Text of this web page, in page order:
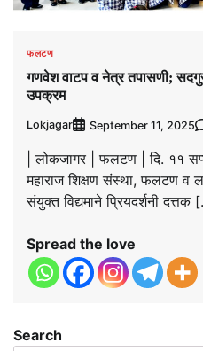
फलटण
गणवेश वाटप व नेत्र तपासणी;
उपक्रम
Lokjagar September 11, 2025
| लोकजागर | फलटण | दि. ११
महाराज शिक्षण संस्था, फलटण व
संयुक्त विद्यमाने प्रियदर्शनी दत्तक
Spread the love
Search